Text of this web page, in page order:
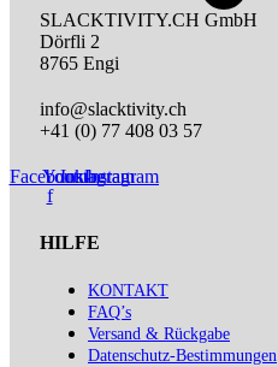
SLACKTIVITY.CH GmbH
Dörfli 2
8765 Engi
info@slacktivity.ch
+41 (0) 77 408 03 57
Facebook-
f
Youtube
Instagram
Instagram
HILFE
KONTAKT
FAQ’s
Versand & Rückgabe
Datenschutz-Bestimmungen